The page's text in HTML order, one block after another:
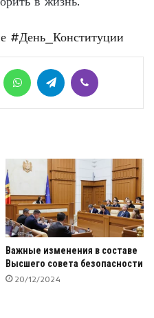
#День_Конституции
Pinterest WhatsAppTelegram
Важные изменения в составе
Высшего совета безопасности
20/12/2024